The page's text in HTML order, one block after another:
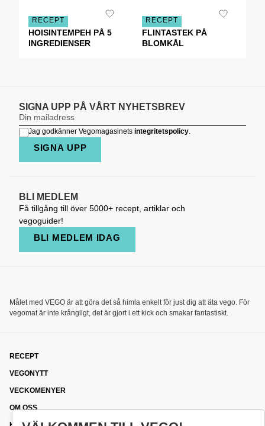
RECEPT
HOISINTEMPEH PÅ 5
INGREDIENSER
RECEPT
FLINTASTEK PÅ
BLOMKÅL
SIGNA UPP PÅ VÅRT NYHETSBREV
Jag godkänner Vegomagasinets integritetspolicy.
SIGNA UPP
BLI MEDLEM
Få tillgång till över 5000+ recept, artiklar och
vegoguider!
BLI MEDLEM IDAG
Målet med VEGO är att göra det så himla enkelt för just dig att äta vego. För
vegomat är inte krångligt, det är gjort i ett kick och smakar fantastiskt.
RECEPT
VEGONYTT
VECKOMENYER
OM OSS